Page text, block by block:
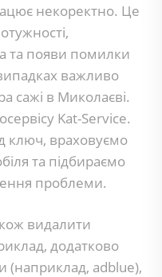
некоректно. Це
та появи помилки
важливо
сажі в Миколаєві.
Kat-Service.
ключ, враховуємо
та підбираємо
проблеми.
видалити
додатково
(наприклад, adblue),